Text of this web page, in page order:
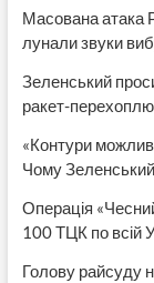
Масована атака
лунали звуки
Зеленський
ракет-
«Контури
Чому
Операція
100 ТЦК по всій
Голову райсуду